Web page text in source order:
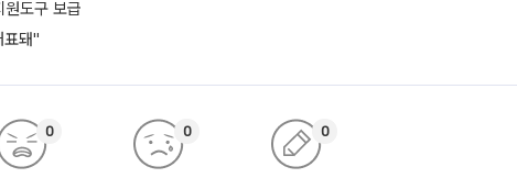
도구 보급
표돼"
0 0 0